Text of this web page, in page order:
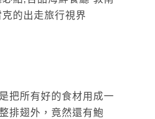
把所有好的食材用成一
排翅外，竟然還有鮑